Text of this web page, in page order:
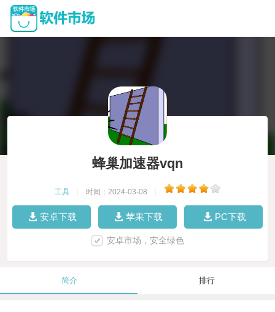
蜂巢加速器vqn
工具 时间：2024-03-08
安卓下载 苹果下载 PC下载
安卓市场，安全绿色
简介 排行